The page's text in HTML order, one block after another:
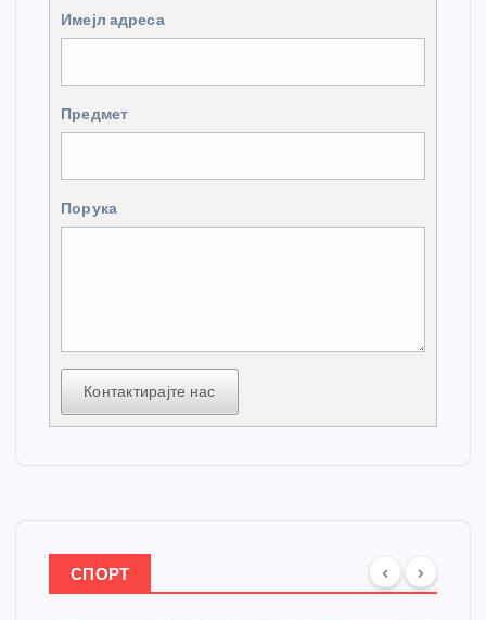
Имејл адреса
Предмет
Порука
Контактирајте нас
СПОРТ